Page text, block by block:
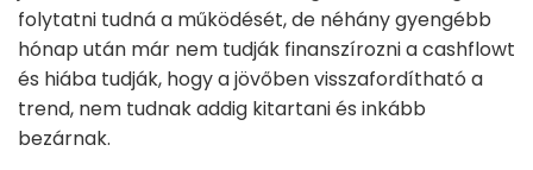
folytatni tudná a működését, de néhány gyengébb
hónap után már nem tudják finanszírozni a cashflowt
és hiába tudják, hogy a jövőben visszafordítható a
trend, nem tudnak addig kitartani és inkább
bezárnak.